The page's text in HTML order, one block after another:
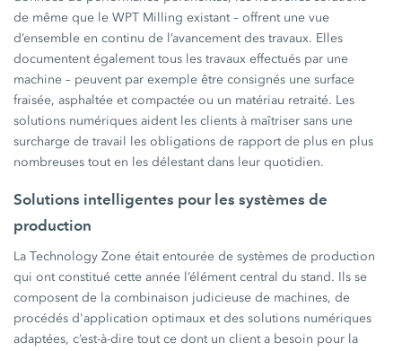
de même que le WPT Milling existant – offrent une vue
d’ensemble en continu de l’avancement des travaux. Elles
documentent également tous les travaux effectués par une
machine – peuvent par exemple être consignés une surface
fraisée, asphaltée et compactée ou un matériau retraité. Les
solutions numériques aident les clients à maîtriser sans une
surcharge de travail les obligations de rapport de plus en plus
nombreuses tout en les délestant dans leur quotidien.
Solutions intelligentes pour les systèmes de
production
La Technology Zone était entourée de systèmes de production
qui ont constitué cette année l’élément central du stand. Ils se
composent de la combinaison judicieuse de machines, de
procédés d'application optimaux et des solutions numériques
adaptées, c’est-à-dire tout ce dont un client a besoin pour la